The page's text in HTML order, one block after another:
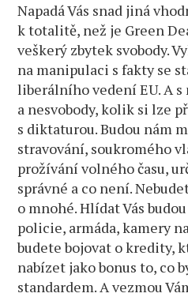
Napadá Vás snad jiná
k totalitě, než je Green
veškerý zbytek svobody.
na manipulaci s fakty se
liberálního vedení EU. A
a nesvobody, kolik si lze
s diktaturou. Budou nám
stravování, soukromého
prožívání volného času,
správné a co není.
o mnohé. Hlídat Vás
policie, armáda, kamery
budete bojovat o kredity,
nabízet jako bonus to, co
standardem. A vezmou